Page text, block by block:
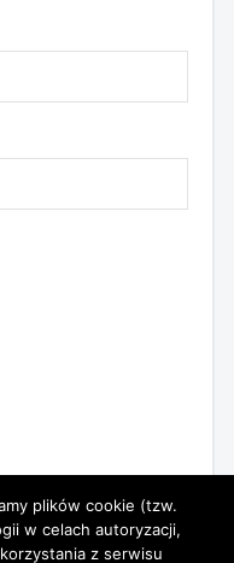
plików cookie (tzw.
w celach autoryzacji,
z serwisu